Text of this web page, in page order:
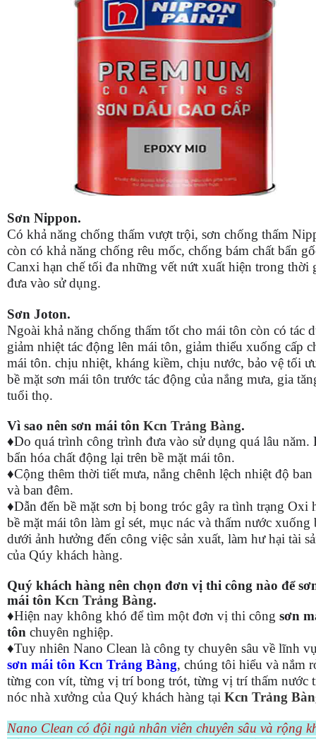
Sơn Nippon.
Có khả năng chống thấm vượt trội, sơn chống thấm
còn có khả năng chống rêu mốc, chống bám chất bẩn
Canxi hạn chế tối đa những vết nứt xuất hiện trong thời
đưa vào sử dụng.
Sơn Joton.
Ngoài khả năng chống thấm tốt cho mái tôn còn có tác
giảm nhiệt tác động lên mái tôn, giảm thiểu xuống cấp
mái tôn. chịu nhiệt, kháng kiềm, chịu nước, bảo vệ tối
bề mặt sơn mái tôn trước tác động của nắng mưa, gia
tuổi thọ.
Vì sao nên sơn mái tôn Kcn Trảng Bàng.
♦Do quá trình công trình đưa vào sử dụng quá lâu năm.
bẩn hóa chất động lại trên bề mặt mái tôn.
♦Cộng thêm thời tiết mưa, nắng chênh lệch nhiệt độ ban
và ban đêm.
♦Dẫn đến bề mặt sơn bị bong tróc gây ra tình trạng Oxi
bề mặt mái tôn làm gỉ sét, mục nác và thấm nước xuống
dưới ảnh hưởng đến công việc sản xuất, làm hư hại tài
của Qúy khách hàng.
Quý khách hàng nên chọn đơn vị thi công nào để
mái tôn Kcn Trảng Bàng.
♦Hiện nay không khó để tìm một đơn vị thi công sơn
tôn chuyên nghiệp.
♦Tuy nhiên Nano Clean là công ty chuyên sâu về lĩnh
sơn mái tôn Kcn Trảng Bàng, chúng tôi hiểu và nắm
từng con vít, từng vị trí bong trót, từng vị trí thấm nước
nóc nhà xưởng của Quý khách hàng tại Kcn Trảng
Nano Clean có đội ngủ nhân viên chuyên sâu và rộng